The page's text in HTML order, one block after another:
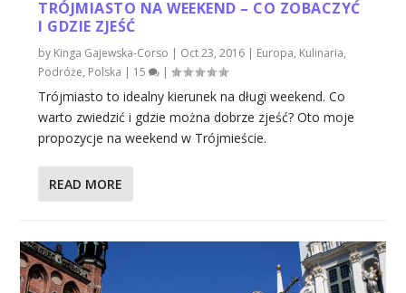
TRÓJMIASTO NA WEEKEND – CO ZOBACZYĆ
I GDZIE ZJEŚĆ
by Kinga Gajewska-Corso | Oct 23, 2016 | Europa, Kulinaria,
Podróże, Polska | 15 |
Trójmiasto to idealny kierunek na długi weekend. Co
warto zwiedzić i gdzie można dobrze zjeść? Oto moje
propozycje na weekend w Trójmieście.
READ MORE